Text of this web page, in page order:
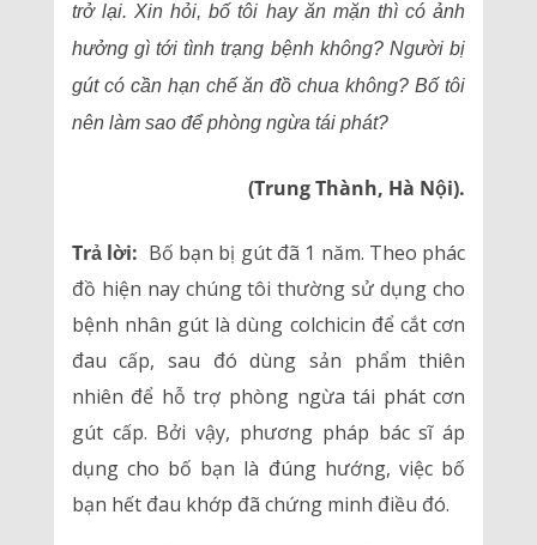
trở lại. Xin hỏi, bố tôi hay ăn mặn thì có ảnh
hưởng gì tới tình trạng bệnh không? Người bị
gút có cần hạn chế ăn đồ chua không? Bố tôi
nên làm sao để phòng ngừa tái phát?
(Trung Thành, Hà Nội).
Trả lời: Bố bạn bị gút đã 1 năm. Theo phác
đồ hiện nay chúng tôi thường sử dụng cho
bệnh nhân gút là dùng colchicin để cắt cơn
đau cấp, sau đó dùng sản phẩm thiên
nhiên để hỗ trợ phòng ngừa tái phát cơn
gút cấp. Bởi vậy, phương pháp bác sĩ áp
dụng cho bố bạn là đúng hướng, việc bố
bạn hết đau khớp đã chứng minh điều đó.